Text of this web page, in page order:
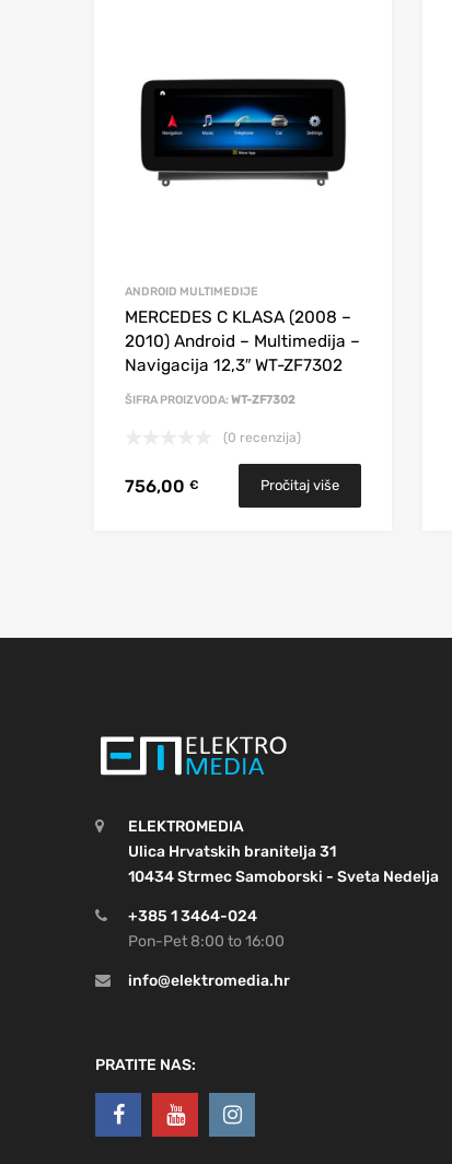
ANDROID MULTIMEDIJE
MERCEDES C KLASA (2008 –
2010) Android – Multimedija –
Navigacija 12,3″ WT-ZF7302
ŠIFRA PROIZVODA: WT-ZF7302
(0 recenzija)
756,00 € Pročitaj više
ELEKTROMEDIA
Ulica Hrvatskih branitelja 31
10434 Strmec Samoborski - Sveta Nedelja
+385 1 3464-024
Pon-Pet 8:00 to 16:00
info@elektromedia.hr
PRATITE NAS: